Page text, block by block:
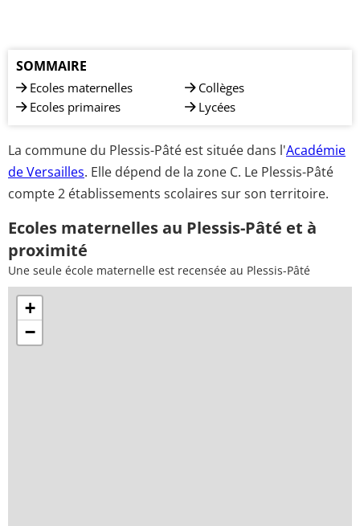
SOMMAIRE
Ecoles maternelles
Ecoles primaires
Collèges
Lycées
La commune du Plessis-Pâté est située dans l'Académie
de Versailles. Elle dépend de la zone C. Le Plessis-Pâté
compte 2 établissements scolaires sur son territoire.
Ecoles maternelles au Plessis-Pâté et à
proximité
Une seule école maternelle est recensée au Plessis-Pâté
+
−